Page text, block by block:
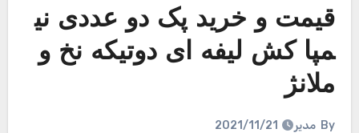
قیمت و خرید پک دو عددی نی
مپا کش لیفه ای دوتیکه نخ و
ملانژ
By مدیر
2021/11/21